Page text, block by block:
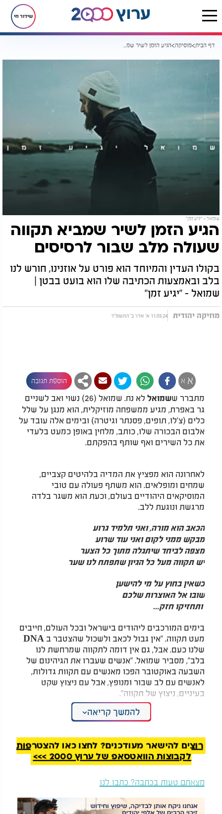
שידור חי
דף הבית מוסיקה הגיע הזמן לשיר שמביא תקווה שעולה מלב שבור לרסיסים
שמואל – "יגיע זמן"
הגיע הזמן לשיר שמביא תקווה
שעולה מלב שבור לרסיסים
בקולו העדין והמיוחד הוא פורט על אוזנינו, חורש לנו
בלב ובאמצעות הכתיבה שלו הוא בועט בבטן |
שמואל - "יגיע זמן"
מוזיקה יהודית 11.03.24 א' אדר ב' התשפ"ד
א א הוספת תגובה
מתברר ששמואל
לא נח. שמואל (26) נשוי ואב לשניים
גר באפרת, מגיע ממשפחה מוזיקלית, הוא מנגן על שלל
כלים (צ'לו, תופים, פסנתר וגיטרה) ובימים אלה עובד על
אלבום הבכורה שלו, כותב, מלחין באופן כמעט בלעדי
את כל השירים ואף שותף בהפקתם.
לאחרונה הוא מפציץ את המדיה בלהיטים קצביים,
שמחים ומופלאים. הוא משתף פעולה עם טובי
המוסיקאים היהודיים בעולם, וכעת הוא משגר בלדה
מרגשת ונוגעת ללב.
הכאב הוא מורה, ואני תלמיד גרוע
מבקש ממני לקום ואני עוד שרוע
מצפה לביחד שיתגלה מתוך כל הצער
יש תקווה מעל כל הגיון שתפתח לנו שער
כשאין בחוץ על מי להישען
שובו אל האוצרות שלכם
ותחזיקו חזק…
בימים המורכבים ליהודים בישראל ובכל העולם, חייבים
מעט תקווה. "אין גבול לכאב ולשכול שהצטבר ב DNA
שלנו כעם. אבל, גם אין דומה לתקווה שמרחשת לנו
בלב", מסביר שמואל. "אנשים שעברו את הגיהינום של
השבעה באוקטובר הפכו מאנשים עם תקוות גדולות,
לאנשים עם לב שבור ומנופץ, אבל עם ניצוץ שקט
בעיניים, ניצוץ של תקווה".
להמשך קריאה
רוצים להישאר מעודכנים? לחצו כאן להצטרפות
לקבוצות הוואטסאפ של ערוץ 2000 >>>
מצאתם טעות בכתבה? כתבו לנו